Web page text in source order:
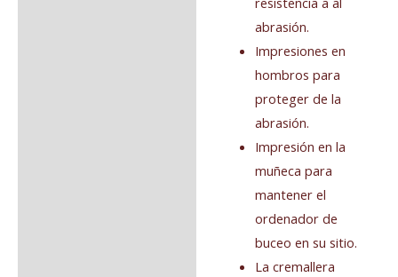
abrasión.
Impresiones en
hombros para
proteger de la
abrasión.
Impresión en la
muñeca para
mantener el
ordenador de
buceo en su sitio.
La cremallera